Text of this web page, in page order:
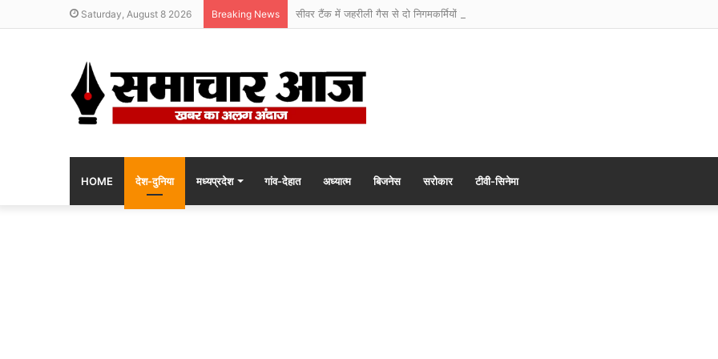
Saturday, August 8 2026 Breaking News सीवर टैंक में जहरीली गैस से दो निगमकर्मियों की मौत
HOME देश-दुनिया मध्यप्रदेश गांव-देहात अध्यात्म बिजनेस सरोकार टीवी-सिनेमा